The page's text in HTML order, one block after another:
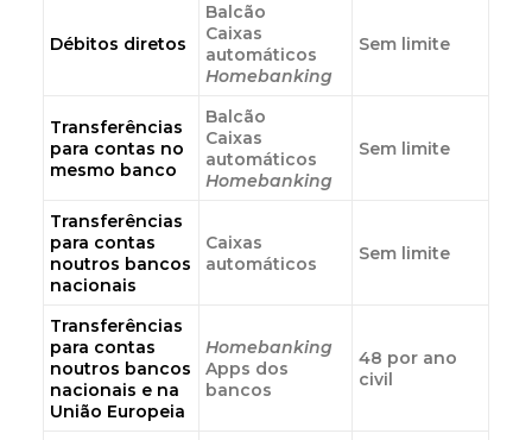
Débitos diretos
Balcão
Caixas
automáticos
Homebanking
Sem limite
Transferências
para contas no
mesmo banco
Balcão
Caixas
automáticos
Homebanking
Sem limite
Transferências
para contas
noutros bancos
nacionais
Caixas
automáticos
Sem limite
Transferências
para contas
noutros bancos
nacionais e na
União Europeia
Homebanking
Apps dos
bancos
48 por ano
civil